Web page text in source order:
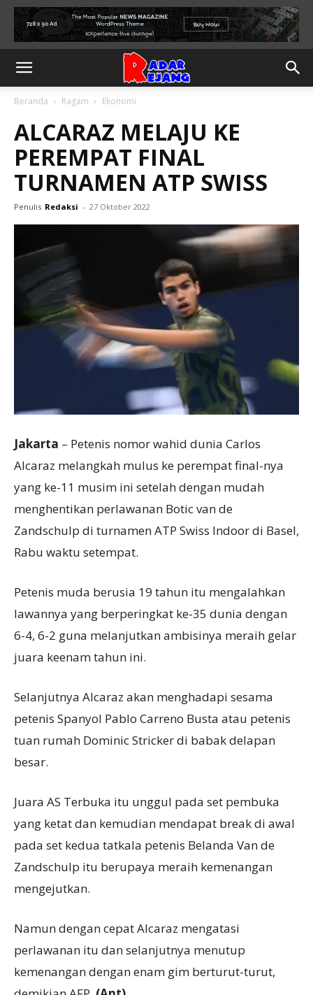
Beranda Ragam Ekonomi
ALCARAZ MELAJU KE
PEREMPAT FINAL
TURNAMEN ATP SWISS
Penulis Redaksi - 27 Oktober 2022
Jakarta – Petenis nomor wahid dunia Carlos
Alcaraz melangkah mulus ke perempat final-nya
yang ke-11 musim ini setelah dengan mudah
menghentikan perlawanan Botic van de
Zandschulp di turnamen ATP Swiss Indoor di Basel,
Rabu waktu setempat.
Petenis muda berusia 19 tahun itu mengalahkan
lawannya yang berperingkat ke-35 dunia dengan
6-4, 6-2 guna melanjutkan ambisinya meraih gelar
juara keenam tahun ini.
Selanjutnya Alcaraz akan menghadapi sesama
petenis Spanyol Pablo Carreno Busta atau petenis
tuan rumah Dominic Stricker di babak delapan
besar.
Juara AS Terbuka itu unggul pada set pembuka
yang ketat dan kemudian mendapat break di awal
pada set kedua tatkala petenis Belanda Van de
Zandschulp itu berupaya meraih kemenangan
mengejutkan.
Namun dengan cepat Alcaraz mengatasi
perlawanan itu dan selanjutnya menutup
kemenangan dengan enam gim berturut-turut,